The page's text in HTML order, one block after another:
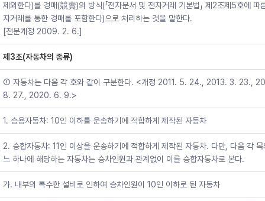
제외한다)를 경매(競賣)의 방식(「전자문서 및 전자거래 기본법」 제2조제5호에 따
자거래를 통한 경매를 포함한다)으로 처리하는 것을 말한다.
[전문개정 2009. 2. 6.]
제3조(자동차의 종류)
① 자동차는 다음 각 호와 같이 구분한다. <개정 2011. 5. 24., 2013. 3. 23.,
8. 27., 2020. 6. 9.>
1. 승용자동차: 10인 이하를 운송하기에 적합하게 제작된 자동차
2. 승합자동차: 11인 이상을 운송하기에 적합하게 제작된 자동차. 다만, 다음 각 목
느 하나에 해당하는 자동차는 승차인원과 관계없이 이를 승합자동차로 본다.
가. 내부의 특수한 설비로 인하여 승차인원이 10인 이하로 된 자동차